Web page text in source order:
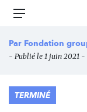
Aller
principal
Menu
Par Fondation
- Publié le 1 juin 2021 -
TERMINÉ